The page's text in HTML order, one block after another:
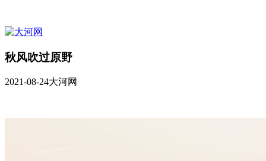
秋风吹过原野
2021-08-24大河网